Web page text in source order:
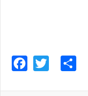
Facebook
Twitter